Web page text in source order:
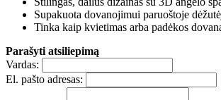
Supakuota dovanojimui paruoštoje
Tinka kaip kvietimas arba padėkos
Parašyti atsiliepimą
Vardas:
El. pašto adresas: